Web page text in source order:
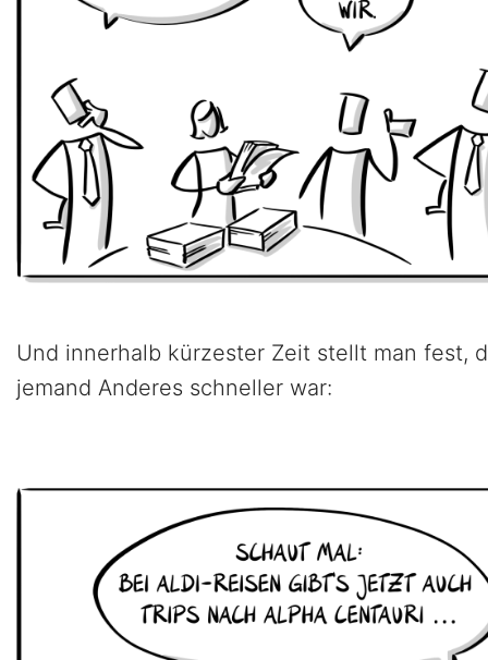
Und innerhalb kürzester Zeit stellt man fest,
jemand Anderes schneller war: